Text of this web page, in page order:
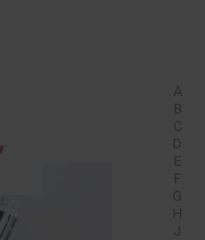
A
B
C
D
E
F
G
H
J